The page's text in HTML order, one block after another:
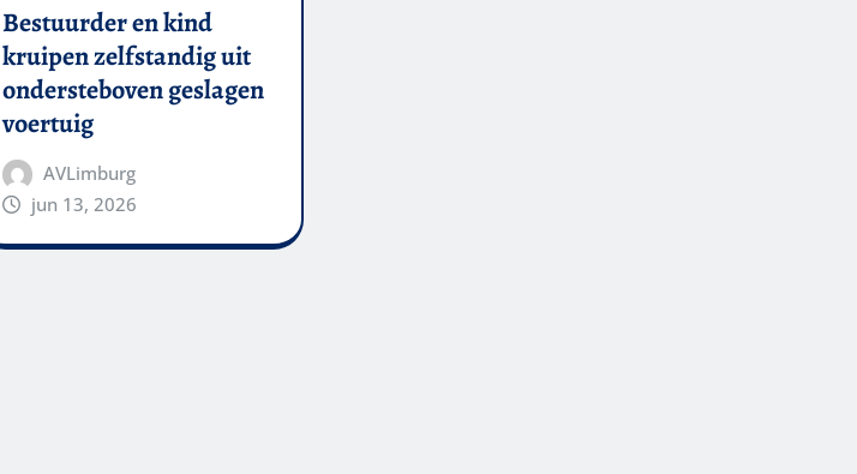
Bestuurder en kind
kruipen zelfstandig uit
ondersteboven geslagen
voertuig
AVLimburg
jun 13, 2026